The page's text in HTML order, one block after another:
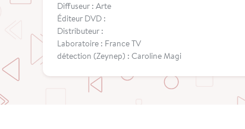
Diffuseur : Arte
Éditeur DVD :
Distributeur :
Laboratoire : France TV
détection (Zeynep) : Caroline Magi